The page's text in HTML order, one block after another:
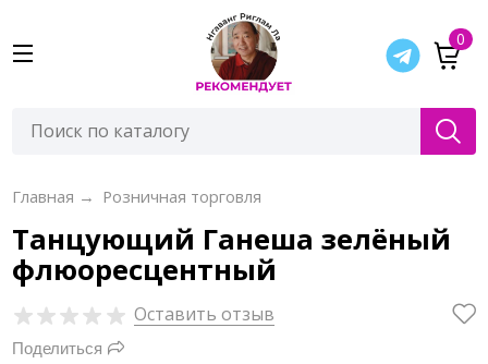
0
Главная → Розничная торговля
Танцующий Ганеша зелёный
флюоресцентный
Оставить отзыв
Поделиться